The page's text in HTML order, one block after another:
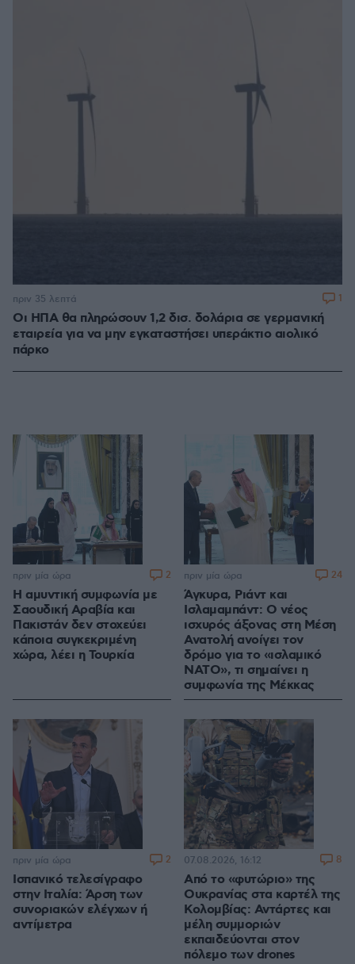
Οι ΗΠΑ θα πληρώσουν 1,2 δισ. δολάρια σε γερμανική
εταιρεία για να μην εγκαταστήσει υπεράκτιο αιολικό
πάρκο
πριν 35 λεπτά 1
Η αμυντική συμφωνία με
Σαουδική Αραβία και
Πακιστάν δεν στοχεύει
κάποια συγκεκριμένη
χώρα, λέει η Τουρκία
πριν μία ώρα 2
Άγκυρα, Ριάντ και
Ισλαμαμπάντ: Ο νέος
ισχυρός άξονας στη Μέση
Ανατολή ανοίγει τον
δρόμο για το «ισλαμικό
ΝΑΤΟ», τι σημαίνει η
συμφωνία της Μέκκας
πριν μία ώρα 24
Ισπανικό τελεσίγραφο
στην Ιταλία: Άρση των
συνοριακών ελέγχων ή
αντίμετρα
πριν μία ώρα 2
Από το «φυτώριο» της
Ουκρανίας στα καρτέλ της
Κολομβίας: Αντάρτες και
μέλη συμμοριών
εκπαιδεύονται στον
πόλεμο των drones
07.08.2026, 16:12 8